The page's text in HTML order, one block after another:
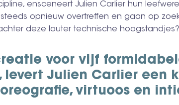
ensceneert Julien Carlier hun
opnieuw overtreffen en gaan op
deze louter technische hoogstandjes?
voor vijf
levert Julien Carlier een
virtuoos en